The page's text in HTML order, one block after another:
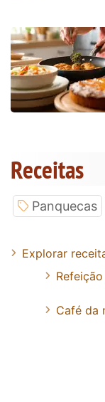
Receitas
Panquecas
Explorar
Refeição
Café da